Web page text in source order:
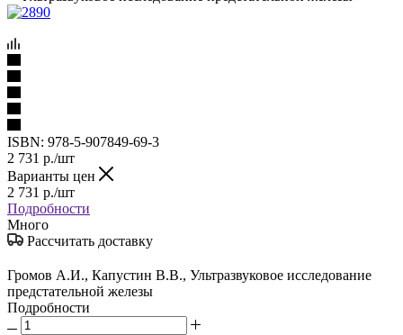
ISBN: 978-5-907849-69-3
2 731 р./шт
Варианты цен
2 731 р./шт
Подробности
Много
Рассчитать доставку
Громов А.И., Капустин В.В., Ультразвуковое исследование
предстательной железы
Подробности